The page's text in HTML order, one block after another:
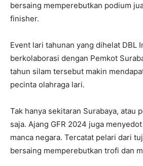
bersaing memperebutkan podium
finisher.
Event lari tahunan yang dihelat DBL
berkolaborasi dengan Pemkot
tahun silam tersebut makin
pecinta olahraga lari.
Tak hanya sekitaran Surabaya, atau
saja. Ajang GFR 2024 juga
manca negara. Tercatat pelari dari
bersaing memperebutkan trofi dan